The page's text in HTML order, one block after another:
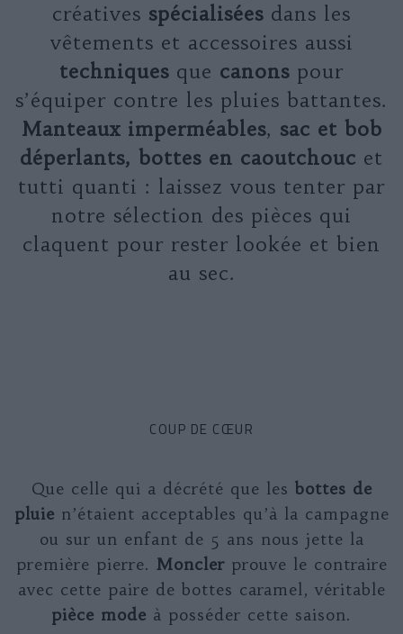
créatives spécialisées dans les
vêtements et accessoires aussi
techniques que canons pour
s’équiper contre les pluies battantes.
Manteaux imperméables, sac et bob
déperlants, bottes en caoutchouc et
tutti quanti : laissez vous tenter par
notre sélection des pièces qui
claquent pour rester lookée et bien
au sec.
COUP DE CŒUR
Que celle qui a décrété que les bottes de
pluie n’étaient acceptables qu’à la campagne
ou sur un enfant de 5 ans nous jette la
première pierre. Monclerprouve le contraire
avec cette paire de bottes caramel, véritable
pièce mode à posséder cette saison.